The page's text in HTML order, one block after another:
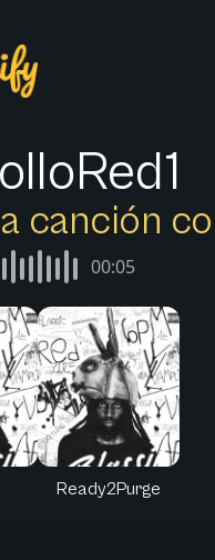
canción
00:05
Ready2Purge